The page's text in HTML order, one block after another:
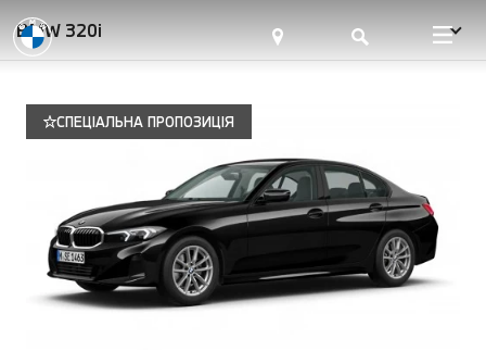
BMW 320i
СПЕЦІАЛЬНА ПРОПОЗИЦІЯ